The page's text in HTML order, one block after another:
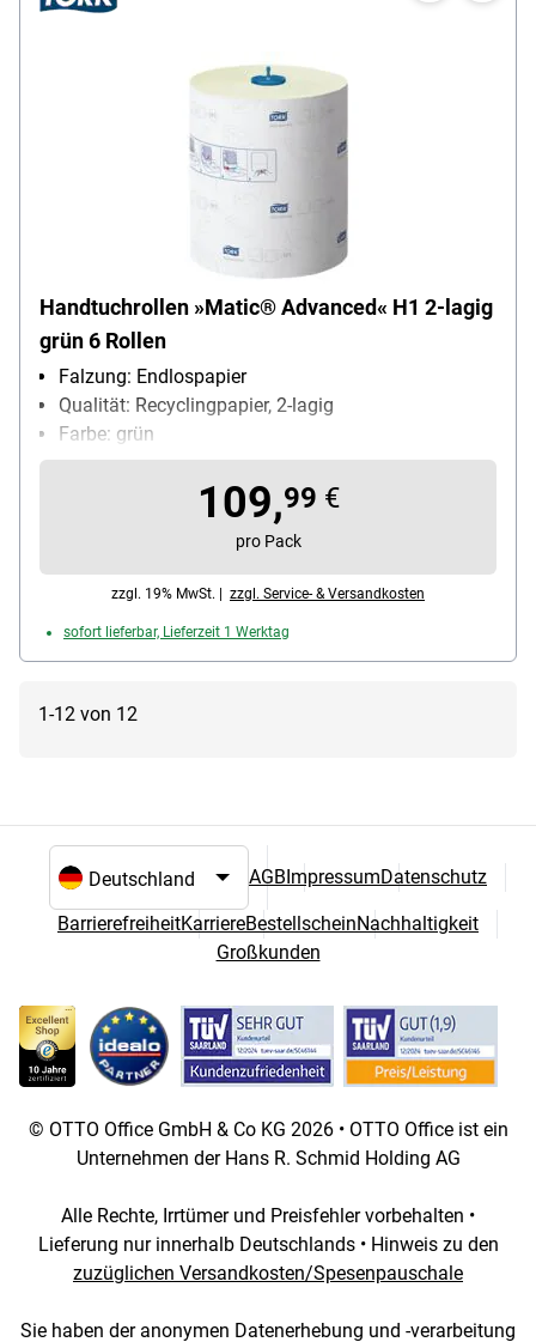
Handtuchrollen »Matic® Advanced« H1 2-lagig
grün 6 Rollen
Falzung: Endlospapier
Qualität: Recyclingpapier, 2-lagig
Farbe: grün
Blattmaß (B x L): 21 cm x 15000 cm
Maße der Endlosrolle: 21 cm / 150 m
109,99 €
pro Pack
zzgl. 19% MwSt. | zzgl. Service- & Versandkosten
sofort lieferbar, Lieferzeit 1 Werktag
1-12 von 12
Sprach- und Landesauswahl
AGBImpressumDatenschutz
BarrierefreiheitKarriereBestellscheinNachhaltigkeit
Großkunden
© OTTO Office GmbH & Co KG 2026 • OTTO Office ist ein
Unternehmen der Hans R. Schmid Holding AG
Alle Rechte, Irrtümer und Preisfehler vorbehalten •
Lieferung nur innerhalb Deutschlands • Hinweis zu den
zuzüglichen Versandkosten/Spesenpauschale
Sie haben der anonymen Datenerhebung und -verarbeitung